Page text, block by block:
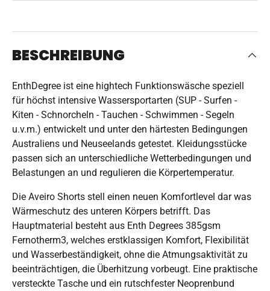
BESCHREIBUNG
EnthDegree ist eine hightech Funktionswäsche speziell
für höchst intensive Wassersportarten (SUP - Surfen -
Kiten - Schnorcheln - Tauchen - Schwimmen - Segeln
u.v.m.) entwickelt und unter den härtesten Bedingungen
Australiens und Neuseelands getestet. Kleidungsstücke
passen sich an unterschiedliche Wetterbedingungen und
Belastungen an und regulieren die Körpertemperatur.
Die Aveiro Shorts stell einen neuen Komfortlevel dar was
Wärmeschutz des unteren Körpers betrifft. Das
Hauptmaterial besteht aus Enth Degrees 385gsm
Fernotherm3, welches erstklassigen Komfort, Flexibilität
und Wasserbeständigkeit, ohne die Atmungsaktivität zu
beeinträchtigen, die Überhitzung vorbeugt. Eine praktische
versteckte Tasche und ein rutschfester Neoprenbund